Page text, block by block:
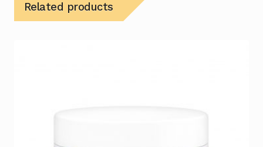
Related products